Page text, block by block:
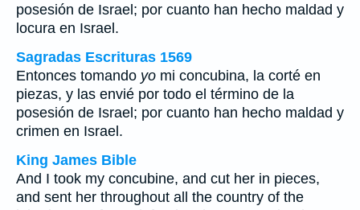
posesión de Israel; por cuanto han hecho maldad y
locura en Israel.
Sagradas Escrituras 1569
Entonces tomando yo mi concubina, la corté en
piezas, y las envié por todo el término de la
posesión de Israel; por cuanto han hecho maldad y
crimen en Israel.
King James Bible
And I took my concubine, and cut her in pieces,
and sent her throughout all the country of the